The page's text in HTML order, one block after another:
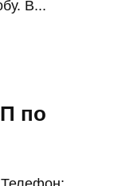
В...
по